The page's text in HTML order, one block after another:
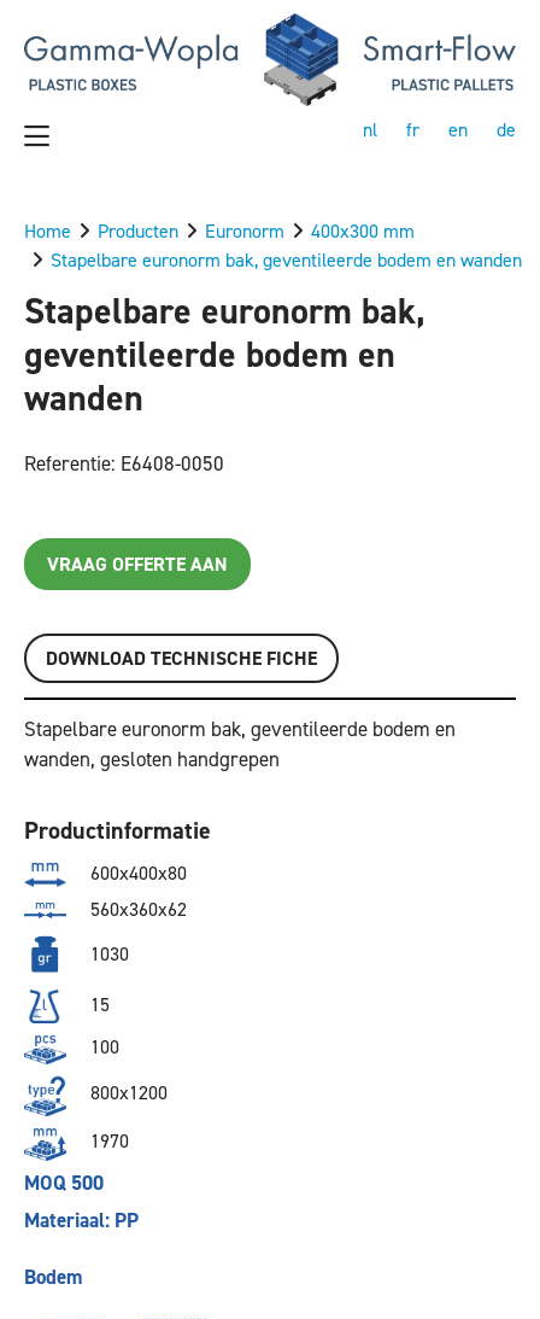
nl fr en de
Home Producten Euronorm
400x300 mm
Stapelbare euronorm bak, geventileerde bodem en wanden
Stapelbare euronorm bak,
geventileerde bodem en
wanden
Referentie: E6408-0050
VRAAG OFFERTE AAN
DOWNLOAD TECHNISCHE FICHE
Stapelbare euronorm bak, geventileerde bodem en
wanden, gesloten handgrepen
Productinformatie
600x400x80
560x360x62
1030
15
100
800x1200
1970
MOQ 500
Materiaal: PP
Bodem